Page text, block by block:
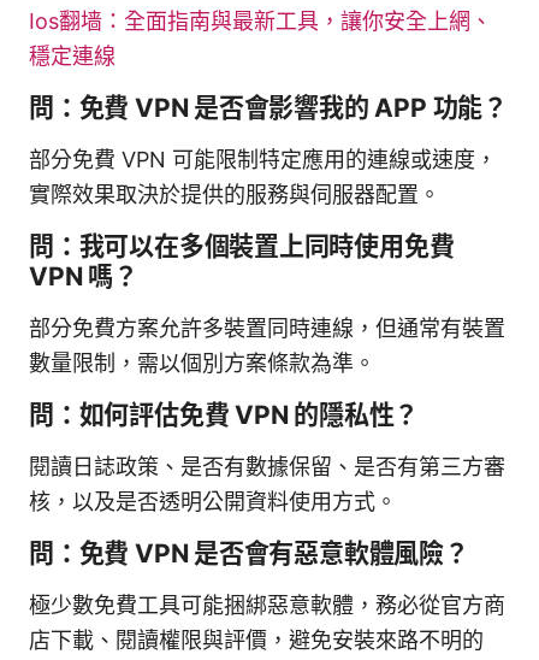
Ios翻墙：全面指南與最新工具，讓你安全上網、
穩定連線
問：免費 VPN 是否會影響我的 APP 功能？
部分免費 VPN 可能限制特定應用的連線或速度，
實際效果取決於提供的服務與伺服器配置。
問：我可以在多個裝置上同時使用免費
VPN 嗎？
部分免費方案允許多裝置同時連線，但通常有裝置
數量限制，需以個別方案條款為準。
問：如何評估免費 VPN 的隱私性？
閱讀日誌政策、是否有數據保留、是否有第三方審
核，以及是否透明公開資料使用方式。
問：免費 VPN 是否會有惡意軟體風險？
極少數免費工具可能捆綁惡意軟體，務必從官方商
店下載、閱讀權限與評價，避免安裝來路不明的